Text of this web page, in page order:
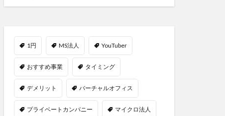
1円 MS法人 YouTuber
おすすめ事業 タイミング
デメリット バーチャルオフィス
プライベートカンパニー マイクロ法人